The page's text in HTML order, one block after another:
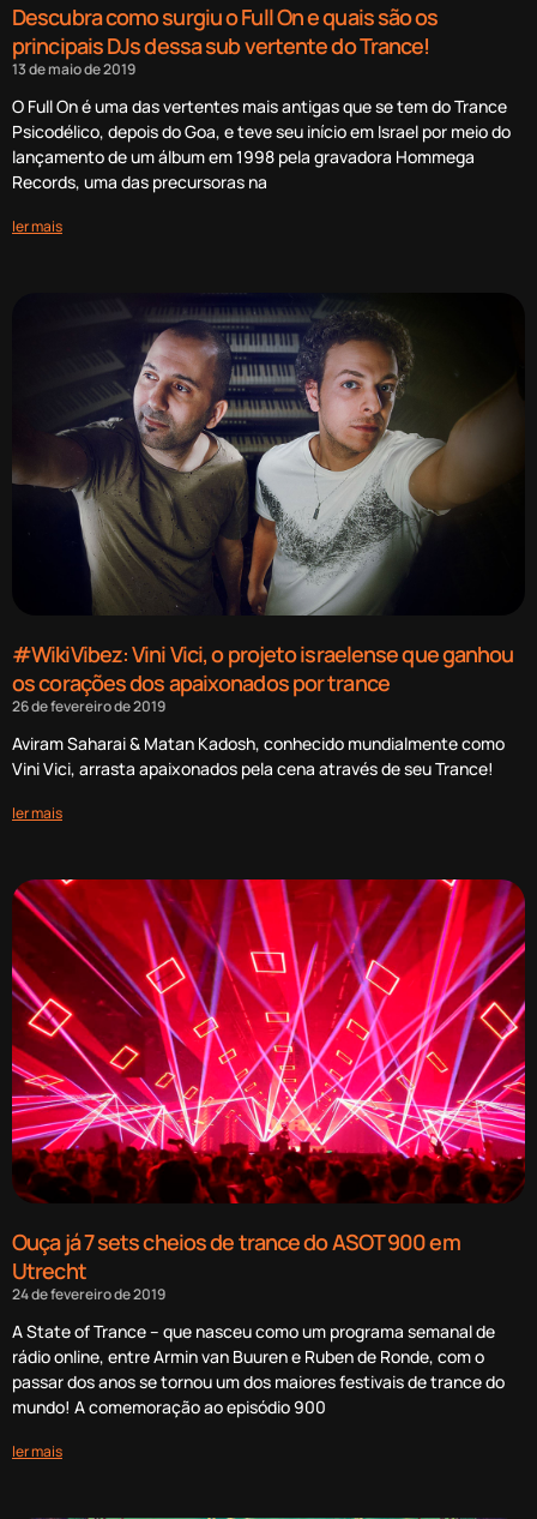
Descubra como surgiu o Full On e quais são os
principais DJs dessa sub vertente do Trance!
13 de maio de 2019
O Full On é uma das vertentes mais antigas que se tem do Trance
Psicodélico, depois do Goa, e teve seu início em Israel por meio do
lançamento de um álbum em 1998 pela gravadora Hommega
Records, uma das precursoras na
ler mais
#WikiVibez: Vini Vici, o projeto israelense que ganhou
os corações dos apaixonados por trance
26 de fevereiro de 2019
Aviram Saharai & Matan Kadosh, conhecido mundialmente como
Vini Vici, arrasta apaixonados pela cena através de seu Trance!
ler mais
Ouça já 7 sets cheios de trance do ASOT 900 em
Utrecht
24 de fevereiro de 2019
A State of Trance – que nasceu como um programa semanal de
rádio online, entre Armin van Buuren e Ruben de Ronde, com o
passar dos anos se tornou um dos maiores festivais de trance do
mundo! A comemoração ao episódio 900
ler mais